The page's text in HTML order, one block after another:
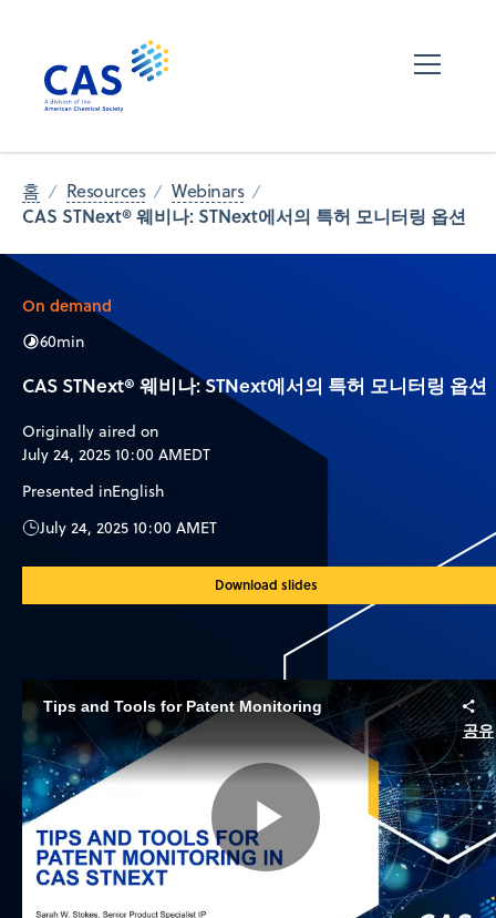
홈 Resources Webinars
CAS STNext® 웨비나: STNext에서의 특허 모니터링 옵션
On demand
60min
CAS STNext® 웨비나: STNext에서의 특허 모니터링 옵션
Originally aired on
July 24, 2025 10:00 AMEDT
Presented inEnglish
July 24, 2025 10:00 AMET
Download slides
Tips and Tools for Patent Monitoring
공유
Play